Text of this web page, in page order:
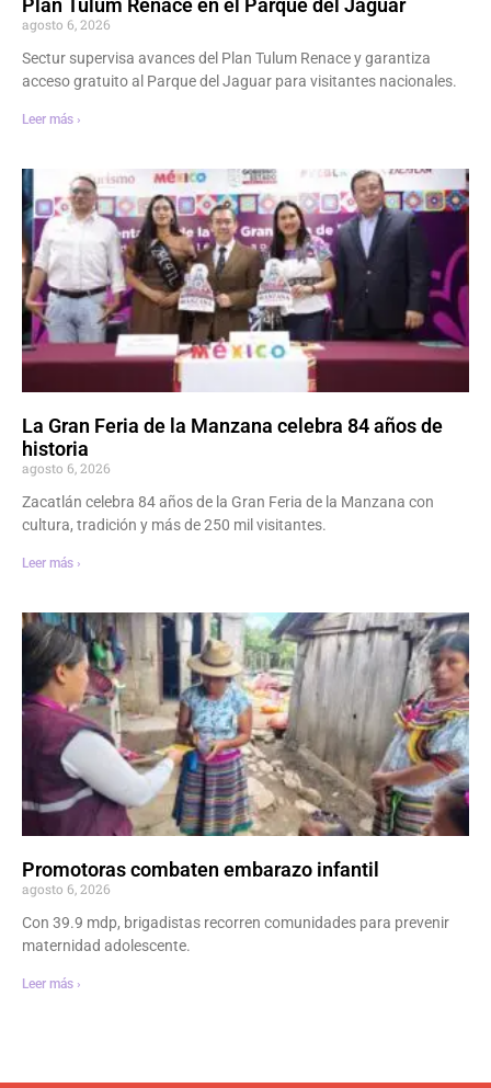
Plan Tulum Renace en el Parque del Jaguar
agosto 6, 2026
Sectur supervisa avances del Plan Tulum Renace y garantiza
acceso gratuito al Parque del Jaguar para visitantes nacionales.
Leer más ›
La Gran Feria de la Manzana celebra 84 años de
historia
agosto 6, 2026
Zacatlán celebra 84 años de la Gran Feria de la Manzana con
cultura, tradición y más de 250 mil visitantes.
Leer más ›
Promotoras combaten embarazo infantil
agosto 6, 2026
Con 39.9 mdp, brigadistas recorren comunidades para prevenir
maternidad adolescente.
Leer más ›